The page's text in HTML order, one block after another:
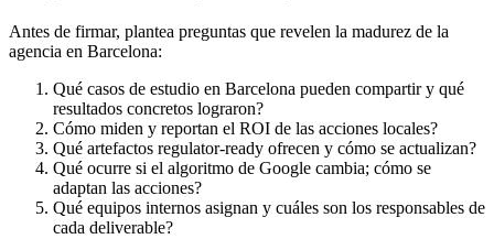
Antes de firmar, plantea preguntas que revelen la madurez de la
agencia en Barcelona:
Qué casos de estudio en Barcelona pueden compartir y qué
resultados concretos lograron?
Cómo miden y reportan el ROI de las acciones locales?
Qué artefactos regulator-ready ofrecen y cómo se actualizan?
Qué ocurre si el algoritmo de Google cambia; cómo se
adaptan las acciones?
Qué equipos internos asignan y cuáles son los responsables de
cada deliverable?